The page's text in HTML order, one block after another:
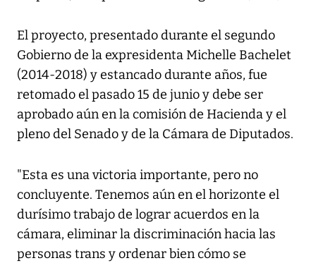
El proyecto, presentado durante el segundo
Gobierno de la expresidenta Michelle Bachelet
(2014-2018) y estancado durante años, fue
retomado el pasado 15 de junio y debe ser
aprobado aún en la comisión de Hacienda y el
pleno del Senado y de la Cámara de Diputados.
"Esta es una victoria importante, pero no
concluyente. Tenemos aún en el horizonte el
durísimo trabajo de lograr acuerdos en la
cámara, eliminar la discriminación hacia las
personas trans y ordenar bien cómo se